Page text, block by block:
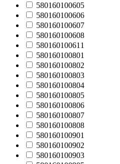
580160100605
580160100606
580160100607
580160100608
580160100611
580160100801
580160100802
580160100803
580160100804
580160100805
580160100806
580160100807
580160100808
580160100901
580160100902
580160100903